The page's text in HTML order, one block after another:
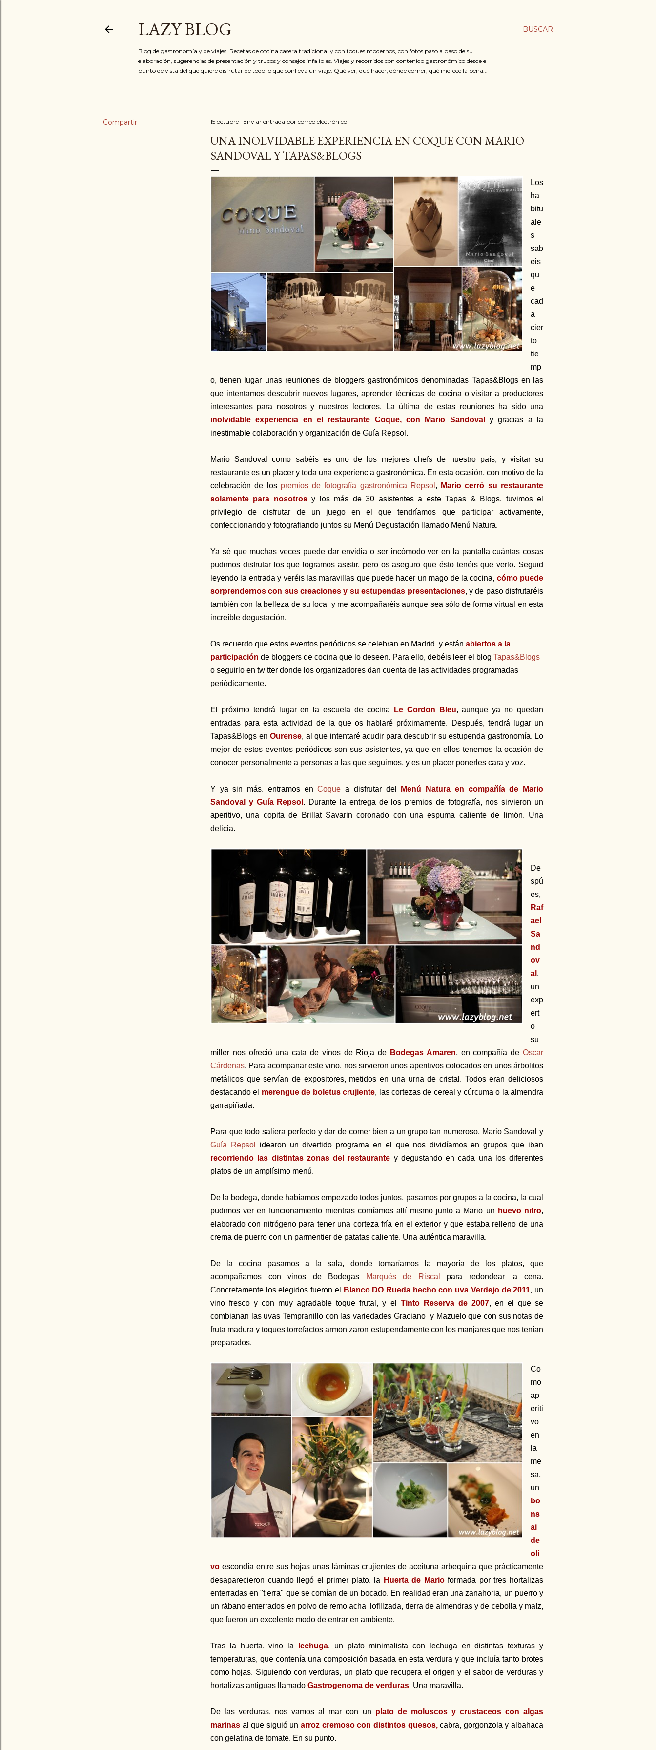
BUSCAR
LAZY BLOG
Blog de gastronomía y de viajes. Recetas de cocina casera tradicional y con toques modernos, con fotos paso a paso de su
elaboración, sugerencias de presentación y trucos y consejos infalibles. Viajes y recorridos con contenido gastronómico desde el
punto de vista del que quiere disfrutar de todo lo que conlleva un viaje. Qué ver, qué hacer, dónde comer, qué merece la pena...
Compartir 15 octubre Enviar entrada por correo electrónico
UNA INOLVIDABLE EXPERIENCIA EN COQUE CON MARIO
SANDOVAL Y TAPAS&BLOGS
Los
ha
bitu
ale
s
sab
éis
qu
e
cad
a
cier
to
tie
mp
o, tienen lugar unas reuniones de bloggers gastronómicos denominadas Tapas&Blogs en las
que intentamos descubrir nuevos lugares, aprender técnicas de cocina o visitar a productores
interesantes para nosotros y nuestros lectores. La última de estas reuniones ha sido una
inolvidable experiencia en el restaurante Coque, con Mario Sandoval
y gracias a la
inestimable colaboración y organización de Guía Repsol.
Mario Sandoval como sabéis es uno de los mejores chefs de nuestro país, y visitar su
restaurante es un placer y toda una experiencia gastronómica. En esta ocasión, con motivo de la
celebración de los premios de fotografía gastronómica Repsol ,
Mario cerró su restaurante
solamente para nosotrosy los más de 30 asistentes a este Tapas & Blogs, tuvimos el
privilegio de disfrutar de un juego en el que tendríamos que participar activamente,
confeccionando y fotografiando juntos su Menú Degustación llamado Menú Natura.
Ya sé que muchas veces puede dar envidia o ser incómodo ver en la pantalla cuántas cosas
pudimos disfrutar los que logramos asistir, pero os aseguro que ésto tenéis que verlo. Seguid
leyendo la entrada y veréis las maravillas que puede hacer un mago de la cocina, cómo puede
sorprendernos con sus creaciones y su estupendas presentaciones, y de paso disfrutaréis
también con la belleza de su local y me acompañaréis aunque sea sólo de forma virtual en esta
increíble degustación.
Os recuerdo que estos eventos periódicos se celebran en Madrid, y están abiertos a la
participación de bloggers de cocina que lo deseen. Para ello, debéis leer el blog Tapas&Blogs
o seguirlo en twitter donde los organizadores dan cuenta de las actividades programadas
periódicamente.
El próximo tendrá lugar en la escuela de cocina Le Cordon Bleu, aunque ya no quedan
entradas para esta actividad de la que os hablaré próximamente. Después, tendrá lugar un
Tapas&Blogs en Ourense, al que intentaré acudir para descubrir su estupenda gastronomía. Lo
mejor de estos eventos periódicos son sus asistentes, ya que en ellos tenemos la ocasión de
conocer personalmente a personas a las que seguimos, y es un placer ponerles cara y voz.
Y ya sin más, entramos enCoque a disfrutar del
Menú Natura en compañía de Mario
Sandoval y Guía Repsol . Durante la entrega de los premios de fotografía, nos sirvieron un
aperitivo, una copita de Brillat Savarin coronado con una espuma caliente de limón. Una
delicia.
De
spú
es,
Raf
ael
Sa
nd
ov
al ,
un
exp
ert
o
su
miller nos ofreció una cata de vinos de Rioja de Bodegas Amaren, en compañía deOscar
Cárdenas. Para acompañar este vino, nos sirvieron unos aperitivos colocados en unos árbolitos
metálicos que servían de expositores, metidos en una urna de cristal. Todos eran deliciosos
destacando el merengue de boletus crujiente, las cortezas de cereal y cúrcuma o la almendra
garrapiñada.
Para que todo saliera perfecto y dar de comer bien a un grupo tan numeroso, Mario Sandoval y
Guía Repsol
idearon un divertido programa en el que nos dividíamos en grupos que iban
recorriendo las distintas zonas del restaurante y degustando en cada una los diferentes
platos de un amplísimo menú.
De la bodega, donde habíamos empezado todos juntos, pasamos por grupos a la cocina, la cual
pudimos ver en funcionamiento mientras comíamos allí mismo junto a Mario un huevo nitro,
elaborado con nitrógeno para tener una corteza fría en el exterior y que estaba relleno de una
crema de puerro con un parmentier de patatas caliente. Una auténtica maravilla.
De la cocina pasamos a la sala, donde tomaríamos la mayoría de los platos, que
acompañamos con vinos de Bodegas
Marqués de Riscal para redondear la cena.
Concretamente los elegidos fueron el
Blanco DO Rueda hecho con uva Verdejo de 2011, un
vino fresco y con muy agradable toque frutal, y el Tinto Reserva de 2007, en el que se
combianan las uvas Tempranillo con las variedades Graciano y Mazuelo que con sus notas de
fruta madura y toques torrefactos armonizaron estupendamente con los manjares que nos tenían
preparados.
Co
mo
ap
eriti
vo
en
la
me
sa,
un
bo
ns
ai
de
oli
vo escondía entre sus hojas unas láminas crujientes de aceituna arbequina que prácticamente
desaparecieron cuando llegó el primer plato, la
Huerta de Marioformada por tres hortalizas
enterradas en "tierra" que se comían de un bocado. En realidad eran una zanahoria, un puerro y
un rábano enterrados en polvo de remolacha liofilizada, tierra de almendras y de cebolla y maíz,
que fueron un excelente modo de entrar en ambiente.
Tras la huerta, vino la lechuga, un plato minimalista con lechuga en distintas texturas y
temperaturas, que contenía una composición basada en esta verdura y que incluía tanto brotes
como hojas. Siguiendo con verduras, un plato que recupera el origen y el sabor de verduras y
hortalizas antiguas llamado Gastrogenoma de verduras. Una maravilla.
De las verduras, nos vamos al mar con un plato de moluscos y crustaceos con algas
marinas al que siguió unarroz cremoso con distintos quesos,cabra, gorgonzola y albahaca
con gelatina de tomate. En su punto.